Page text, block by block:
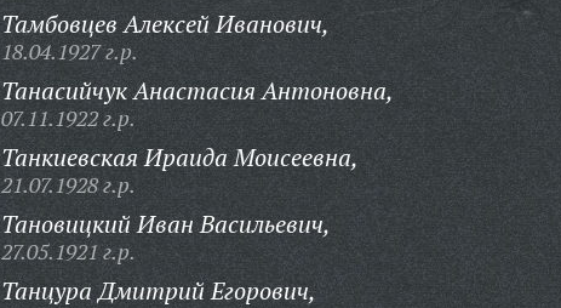
Тамбовцев Алексей Иванович,
18.04.1927 г.р.
Танасийчук Анастасия Антоновна,
07.11.1922 г.р.
Танкиевская Ираида Моисеевна,
21.07.1928 г.р.
Тановицкий Иван Васильевич,
27.05.1921 г.р.
Танцура Дмитрий Егорович,